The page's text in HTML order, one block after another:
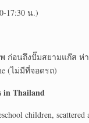
17:30 น.)
ก่อนถึงปั๊มสยามแก๊ส ห่
(ไม่มีที่จอดรถ)
in Thailand
children, scattered